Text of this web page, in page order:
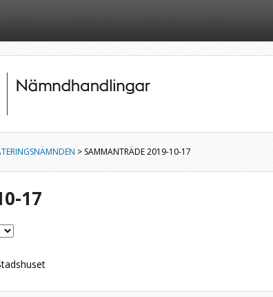
> SAMMANTRÄDE 2019-10-17
17